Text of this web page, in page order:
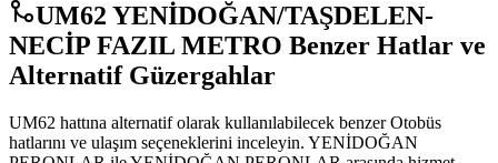
UM62 YENİDOĞAN/TAŞDELEN-
NECİP FAZIL METRO Benzer Hatlar ve
Alternatif Güzergahlar
UM62 hattına alternatif olarak kullanılabilecek benzer Otobüs
hatlarını ve ulaşım seçeneklerini inceleyin. YENİDOĞAN